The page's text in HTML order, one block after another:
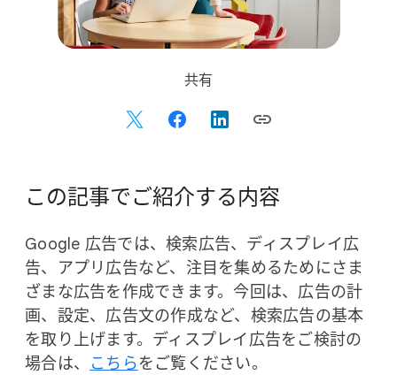
M
d
u
l
e
共有
この​記事で​ご紹介する​内容
Google 広告では、​検索​広告、​ディスプレイ広
告、​アプリ広告など、​注目を​集める​ために​さま
ざまな​広告を​作成できます。​今回は、​広告の​計
画、​設定、​広告文の​作成など、​検索​広告の​基本
を​取り上げます。​ディスプレイ広告を​ご検討の​
場合は、
​こちらを​ご覧ください。